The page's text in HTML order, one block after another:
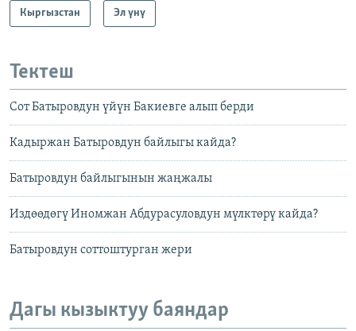
Кыргызстан Эл үнү
Тектеш
Сот Батыровдун үйүн Бакиевге алып берди
Кадыржан Батыровдун байлыгы кайда?
Батыровдун байлыгынын жаңжалы
Издөөдөгү Иномжан Абдурасуловдун мүлктөрү кайда?
Батыровдун соттоштурган жери
Дагы кызыктуу баяндар